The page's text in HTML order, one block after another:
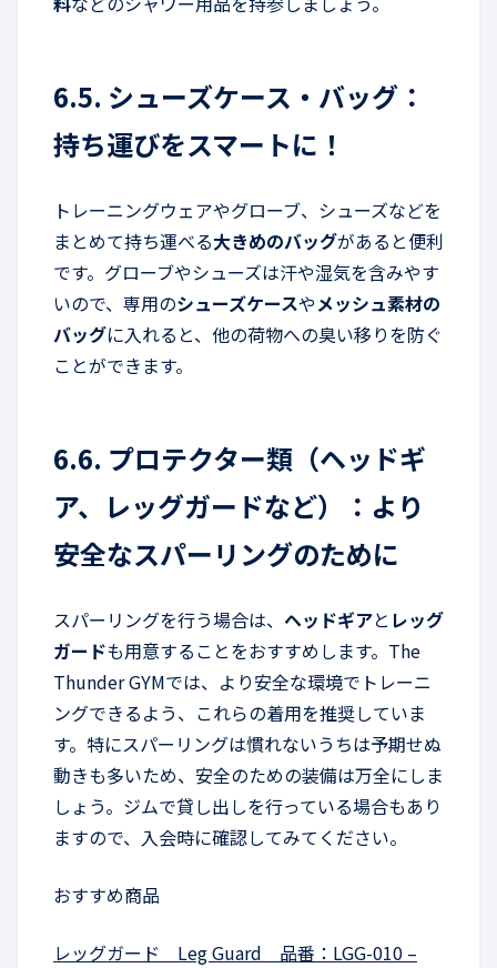
6.5. シューズケース・バッグ：
持ち運びをスマートに！
トレーニングウェアやグローブ、シューズなどを
まとめて持ち運べる大きめのバッグがあると便利
です。グローブやシューズは汗や湿気を含みやす
いので、専用のシューズケースやメッシュ素材の
バッグに入れると、他の荷物への臭い移りを防ぐ
ことができます。
6.6. プロテクター類（ヘッドギ
ア、レッグガードなど）：より
安全なスパーリングのために
スパーリングを行う場合は、 ヘッドギアと レッグ
ガードも用意することをおすすめします。The
Thunder GYMでは、より安全な環境でトレーニ
ングできるよう、これらの着用を推奨していま
す。特にスパーリングは慣れないうちは予期せぬ
動きも多いため、安全のための装備は万全にしま
しょう。ジムで貸し出しを行っている場合もあり
ますので、入会時に確認してみてください。
おすすめ商品
レッグガード Leg Guard 品番：LGG-010 –